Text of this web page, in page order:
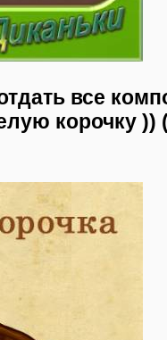
все
корочку ))